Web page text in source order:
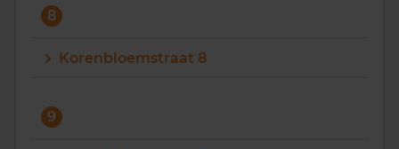
8
Korenbloemstraat 8
9